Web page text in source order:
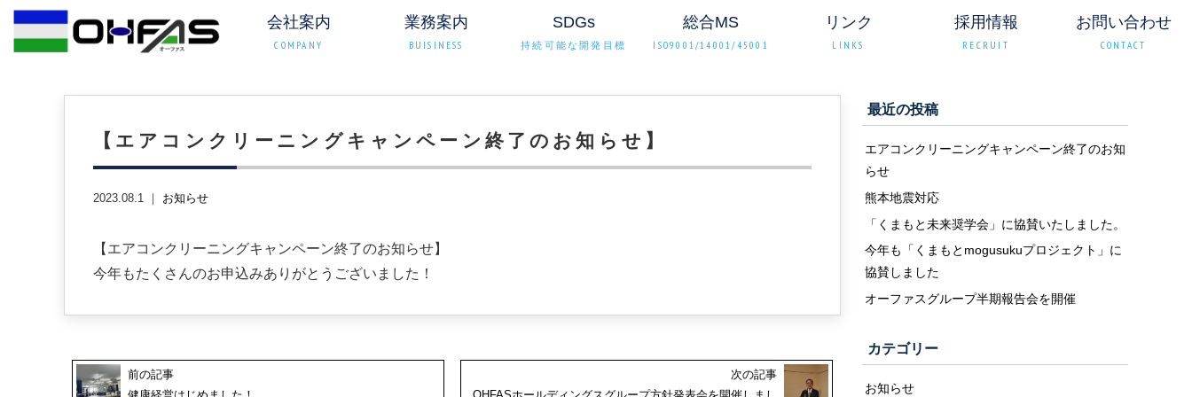
会社案内
COMPANY
業務案内
BUISINESS
SDGs
持続可能な開発目標
総合MS
ISO9001/14001/45001
リンク
LINKS
採用情報
RECRUIT
お問い合わせ
CONTACT
【エアコンクリーニングキャンペーン終了のお知らせ】
2023.08.1 ｜ お知らせ
【エアコンクリーニングキャンペーン終了のお知らせ】
今年もたくさんのお申込みありがとうございました！
前の記事
次の記事
最近の投稿
エアコンクリーニングキャンペーン終了のお知
らせ
熊本地震対応
「くまもと未来奨学会」に協賛いたしました。
今年も「くまもとmogusukuプロジェクト」に
協賛しました
オーファスグループ半期報告会を開催
カテゴリー
お知らせ